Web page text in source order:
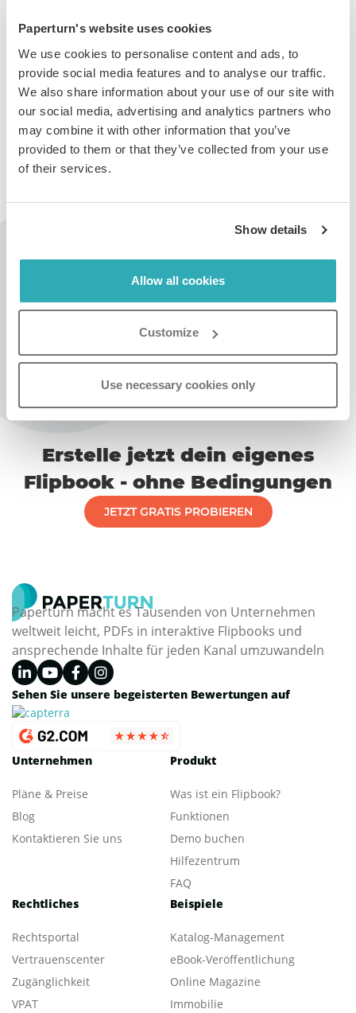
Paperturn's website uses cookies
We use cookies to personalise content and ads, to
provide social media features and to analyse our traffic.
We also share information about your use of our site with
our social media, advertising and analytics partners who
may combine it with other information that you’ve
provided to them or that they’ve collected from your use
of their services.
Show details
Allow all cookies
Customize
Use necessary cookies only
verifizieren (zum Beispiel der Wechsel von einem
Das Pop-up Fenster wird eventuell von Bank zu Bank
unterschiedlich aussehen, aber du solltest die
folgenden Informationen erwarten:
authentifizieren. Ein Passwort ist nicht immer erfordert.
Die Anmeldung bei 3D Secure
Wenn du dein Passwort nicht kennst (oder wenn du 3D
Secure noch nicht eingestellt hast), solltest du den
Anleitungen auf dem Pop-up Fenster folgen. Wenn du
Fragen hast, kontaktiere bitte deine Bank, die 3D Secure
verwaltet. Sie sollte dir helfen können.
Erstelle jetzt dein eigenes
Flipbook - ohne Bedingungen
JETZT GRATIS PROBIEREN
Paperturn macht es Tausenden von Unternehmen
weltweit leicht, PDFs in interaktive Flipbooks und
ansprechende Inhalte für jeden Kanal umzuwandeln
Sehen Sie unsere begeisterten Bewertungen auf
Unternehmen
Pläne & Preise
Blog
Kontaktieren Sie uns
Produkt
Was ist ein Flipbook?
Funktionen
Demo buchen
Hilfezentrum
FAQ
Rechtliches
Rechtsportal
Vertrauenscenter
Zugänglichkeit
VPAT
Beispiele
Katalog-Management
eBook-Veröffentlichung
Online Magazine
Immobilie